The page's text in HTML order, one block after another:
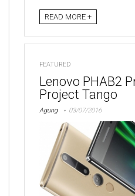
READ MORE +
FEATURED
Lenovo PHAB2
Project Tango
Agung 03/07/2016